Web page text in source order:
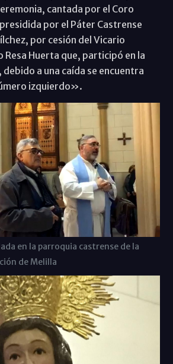
cantada por el Coro
por el Páter Castrense
por cesión del Vicario
Resa Huerta que, participó en la
a una caída se encuentra
izquierdo».
en la parroquia castrense de la
de Melilla